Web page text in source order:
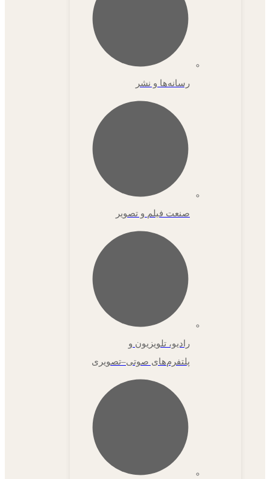
رسانه‌ها و نشر
صنعت فیلم و تصویر
رادیو، تلویزیون و
پلتفرم‌های صوتی–تصویری